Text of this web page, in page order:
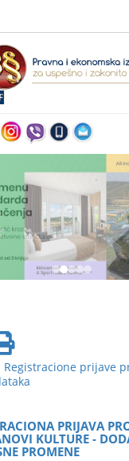
Registracione prijave
PRIJAVA
KULTURE -
PROMENE